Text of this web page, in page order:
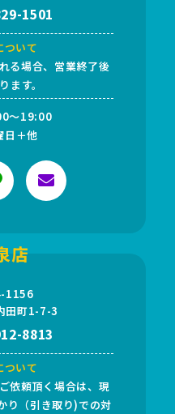
1501
ついて
る場合、営業終了後
ます。
～19:00
日＋他
店
1156
田町1-7-3
8813
ついて
依頼頂く場合は、現
り（引き取り)での対